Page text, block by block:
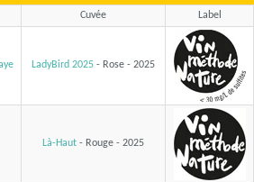
Cuvée Label
LadyBird 2025 - Rose - 2025
Là-Haut - Rouge - 2025